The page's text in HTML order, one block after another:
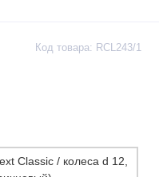
Код товара: RCL243/1